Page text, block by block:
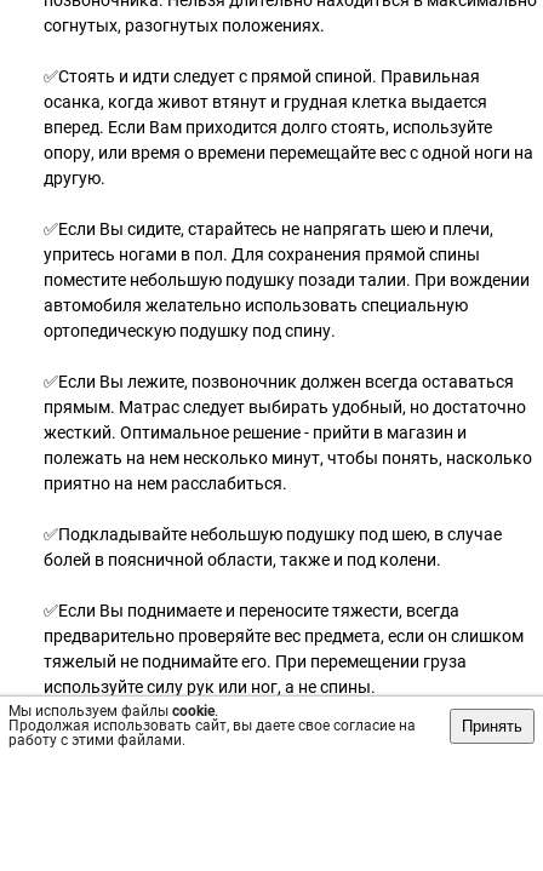
Мы используем файлы cookie.
Продолжая использовать сайт, вы даете свое согласие на
работу с этими файлами.
Принять
согнутых, разогнутых положениях.
✅Стоять и идти следует с прямой спиной. Правильная
осанка, когда живот втянут и грудная клетка выдается
вперед. Если Вам приходится долго стоять, используйте
опору, или время о времени перемещайте вес с одной ноги на
другую.
✅Если Вы сидите, старайтесь не напрягать шею и плечи,
упритесь ногами в пол. Для сохранения прямой спины
поместите небольшую подушку позади талии. При вождении
автомобиля желательно использовать специальную
ортопедическую подушку под спину.
✅Если Вы лежите, позвоночник должен всегда оставаться
прямым. Матрас следует выбирать удобный, но достаточно
жесткий. Оптимальное решение - прийти в магазин и
полежать на нем несколько минут, чтобы понять, насколько
приятно на нем расслабиться.
✅Подкладывайте небольшую подушку под шею, в случае
болей в поясничной области, также и под колени.
✅Если Вы поднимаете и переносите тяжести, всегда
предварительно проверяйте вес предмета, если он слишком
тяжелый не поднимайте его. При перемещении груза
используйте силу рук или ног, а не спины.
✅Заниматься экстремальным досугом, спортом желательно